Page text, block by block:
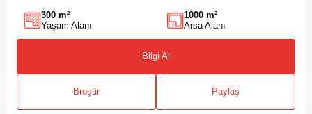
300 m²
Yaşam Alanı
1000 m²
Arsa Alanı
Bilgi Al
Broşür Paylaş